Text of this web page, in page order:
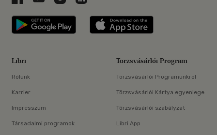
Libri applikáció Szerezd meg: Google
Libri
Rólunk
Karrier
Impresszum
Társadalmi programok
Törzsvásárlói Program
Törzsvásárlói Programunkról
Törzsvásárlói Kártya egyenlege
Törzsvásárlói szabályzat
Libri App